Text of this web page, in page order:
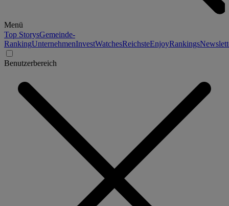
Menü
Top StorysGemeinde-
RankingUnternehmenInvestWatchesReichsteEnjoyRankings
Benutzerbereich